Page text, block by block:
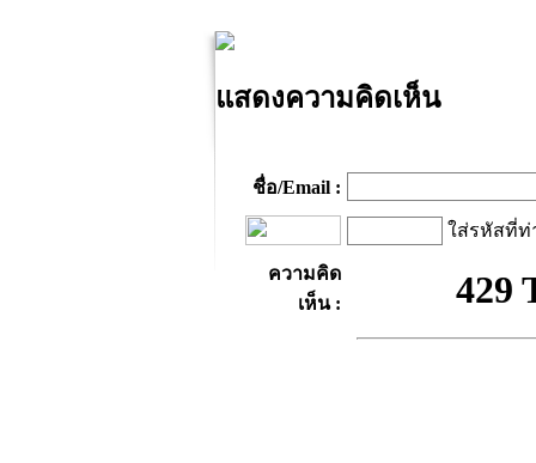
แสดงความคิดเห็น
ชื่อ/Email :
ใส่รหัสที่ท่
ความคิด
เห็น :